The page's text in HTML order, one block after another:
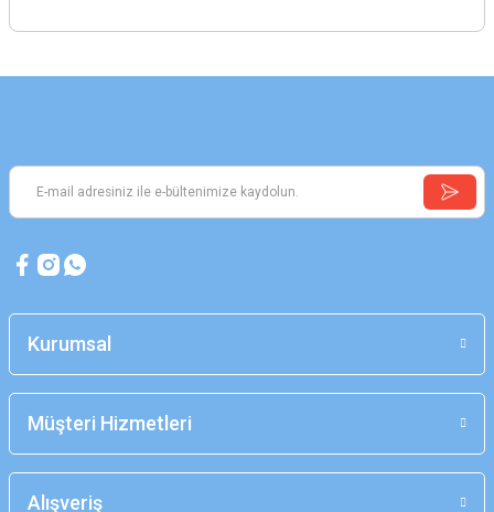
Kurumsal
Müşteri Hizmetleri
Alışveriş